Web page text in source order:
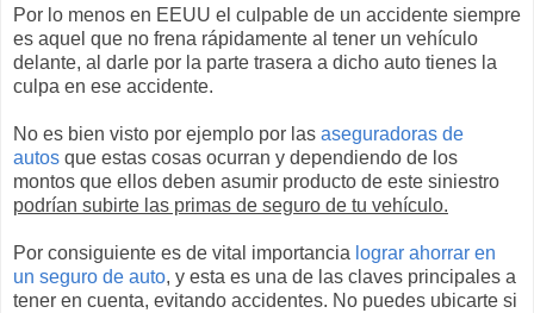
Por lo menos en EEUU el culpable de un accidente siempre
es aquel que no frena rápidamente al tener un vehículo
delante, al darle por la parte trasera a dicho auto tienes la
culpa en ese accidente.
No es bien visto por ejemplo por las aseguradoras de
autos que estas cosas ocurran y dependiendo de los
montos que ellos deben asumir producto de este siniestro
podrían subirte las primas de seguro de tu vehículo.
Por consiguiente es de vital importancia lograr ahorrar en
un seguro de auto, y esta es una de las claves principales a
tener en cuenta, evitando accidentes. No puedes ubicarte si